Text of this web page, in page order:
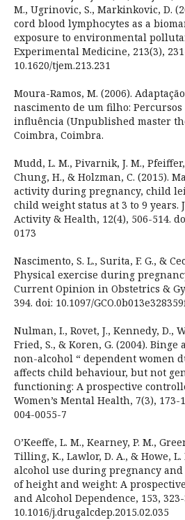
M., Ugrinovic, S., Markinkovic, D.
cord blood lymphocytes as a
exposure to environmental
Experimental Medicine, 213(3),
10.1620/tjem.213.231
Moura-Ramos, M. (2006).
nascimento de um filho: Percursos
influência (Unpublished master
Coimbra, Coimbra.
Mudd, L. M., Pivarnik, J. M.,
Chung, H., & Holzman, C. (2015).
activity during pregnancy, child
child weight status at 3 to 9 years.
Activity & Health, 12(4), 506-514.
0173
Nascimento, S. L., Surita, F. G., &
Physical exercise during
Current Opinion in Obstetrics &
394. doi: 10.1097/
Nulman, I., Rovet, J., Kennedy, D.,
Fried, S., & Koren, G. (2004).
non-alcohol “ dependent women
affects child behaviour, but not
functioning: A prospective
Women’s Mental Health, 7(3), 173-
004-0055-7
O’Keeffe, L. M., Kearney, P. M.,
Tilling, K., Lawlor, D. A., & Howe,
alcohol use during pregnancy
of height and weight: A
and Alcohol Dependence, 153,
10.1016/j.drugalcdep.2015.02.035